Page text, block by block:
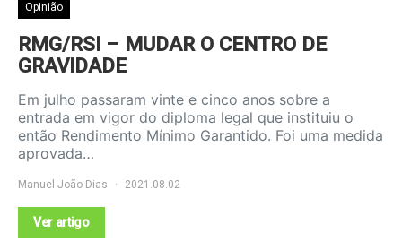
Opinião
RMG/RSI – MUDAR O CENTRO DE
GRAVIDADE
Em julho passaram vinte e cinco anos sobre a
entrada em vigor do diploma legal que instituiu o
então Rendimento Mínimo Garantido. Foi uma medida
aprovada…
Manuel João Dias 2021.08.02
Ver artigo